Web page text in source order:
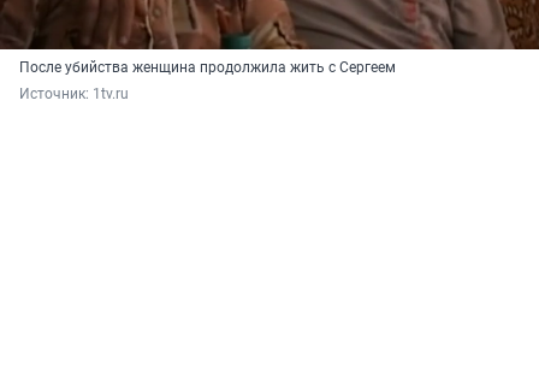
После убийства женщина продолжила жить с Сергеем
Источник: 1tv.ru